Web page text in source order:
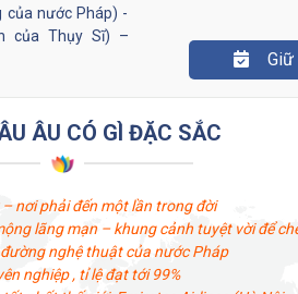
của nước Pháp) -
của Thụy Sĩ) –
lịch châu Âu 10
Giữ
ÂU CÓ GÌ ĐẶC SẮC
nơi phải đến một lần trong đời
lãng mạn – khung cảnh tuyệt vời để
nghệ thuật của nước Pháp
nghiệp , tỉ lệ đạt tới 99%